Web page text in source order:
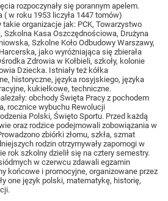
rozpoczynały się porannym apelem.
( w roku 1953 liczyła 1447 tomów)
takie organizacje jak: PCK, Towarzystwo
Szkolna Kasa Oszczędnościowa, Drużyna
Szkolne Koło Odbudowy Warszawy,
jako wyróżniająca się zbierała
Zdrowia w Kołbieli, szkoły, kolonie
Dziecka. Istniały też kółka
historyczne, języka rosyjskiego, języka
kukiełkowe, techniczne.
obchody Święta Pracy z pochodem
rocznice wybuchu Rewolucji
Polski, Święto Sportu. Przed każdą
oraz rodzice podejmowali zobowiązania w
zbiórki złomu, szkła, szmat
rodzin otrzymywały zapomogi w
rok szkolny dzielił się na cztery semestry.
w czerwcu zdawali egzamin
końcowe i promocyjne, organizowane przez
one język polski, matematykę, historię,